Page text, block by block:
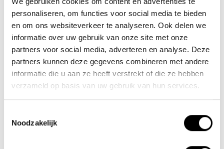
personaliseren, om functies voor social media te bieden
en om ons websiteverkeer te analyseren. Ook delen we
informatie over uw gebruik van onze site met onze
partners voor social media, adverteren en analyse. Deze
partners kunnen deze gegevens combineren met andere
informatie die u aan ze heeft verstrekt of die ze hebben
verzameld op basis van uw gebruik van hun services.
Noodzakelijk
Nieuwe Eerdsebaan 16, 5482 VS Schijndel Nederland
KvK-nr: 62140957
Btw-nr: NL854680950B01
(+31) 73 203 2487
(+31) 73 203 2487
sales@lacros.nl